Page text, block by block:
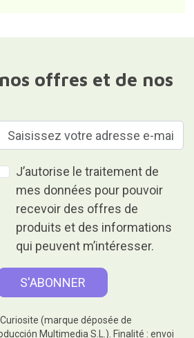
offres et de nos
J’autorise le traitement de
mes données pour pouvoir
recevoir des offres de
produits et des informations
qui peuvent m’intéresser.
(marque déposée de
Multimedia S.L.). Finalité : envoi